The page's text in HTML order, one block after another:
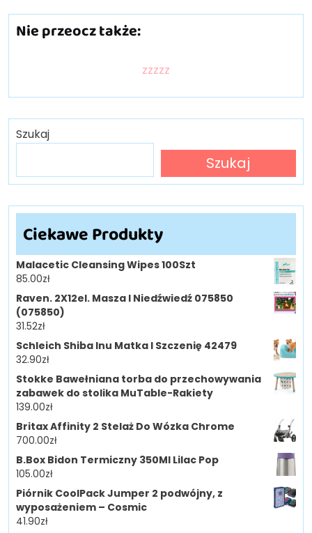
Nie przeocz także:
zzzzz
Szukaj
Szukaj
Ciekawe Produkty
Malacetic Cleansing Wipes 100Szt
85.00zł
Raven. 2X12el. Masza I Niedźwiedź 075850
(075850)
31.52zł
Schleich Shiba Inu Matka I Szczenię 42479
32.90zł
Stokke Bawełniana torba do przechowywania
zabawek do stolika MuTable-Rakiety
139.00zł
Britax Affinity 2 Stelaż Do Wózka Chrome
700.00zł
B.Box Bidon Termiczny 350Ml Lilac Pop
105.00zł
Piórnik CoolPack Jumper 2 podwójny, z
wyposażeniem – Cosmic
41.90zł